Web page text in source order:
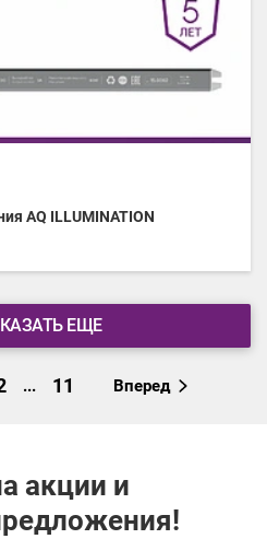
AQ ILLUMINATION
ЕЩЕ
... 11 Вперед
акции и